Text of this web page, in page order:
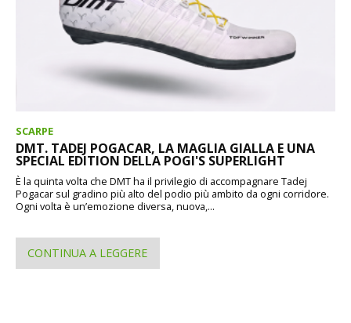
SCARPE
DMT. TADEJ POGACAR, LA MAGLIA GIALLA E UNA
SPECIAL EDITION DELLA POGI'S SUPERLIGHT
È la quinta volta che DMT ha il privilegio di accompagnare Tadej
Pogacar sul gradino più alto del podio più ambito da ogni corridore.
Ogni volta è un’emozione diversa, nuova,...
CONTINUA A LEGGERE